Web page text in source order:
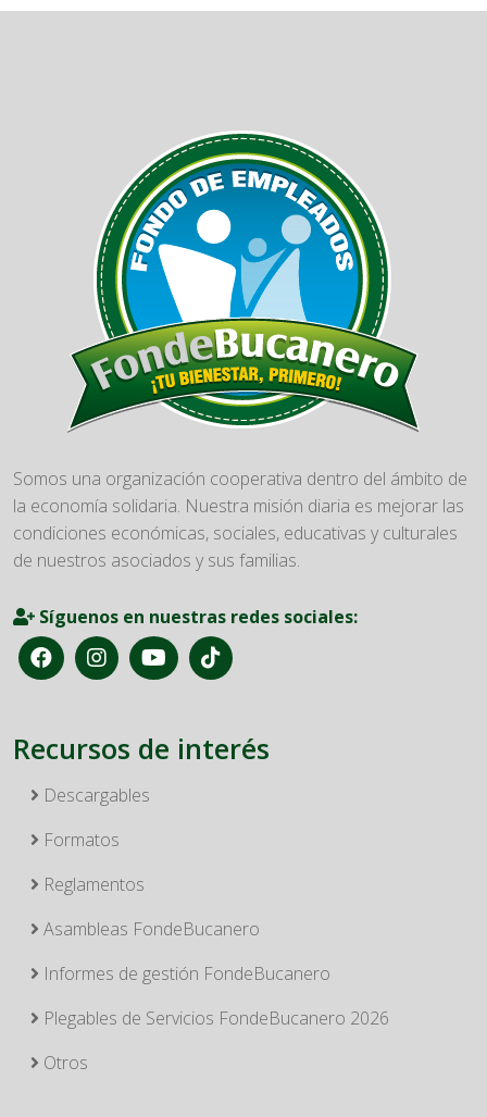
Somos una organización cooperativa dentro del ámbito de
la economía solidaria. Nuestra misión diaria es mejorar las
condiciones económicas, sociales, educativas y culturales
de nuestros asociados y sus familias.
Síguenos en nuestras redes sociales:
Recursos de interés
Descargables
Formatos
Reglamentos
Asambleas FondeBucanero
Informes de gestión FondeBucanero
Plegables de Servicios FondeBucanero 2026
Otros